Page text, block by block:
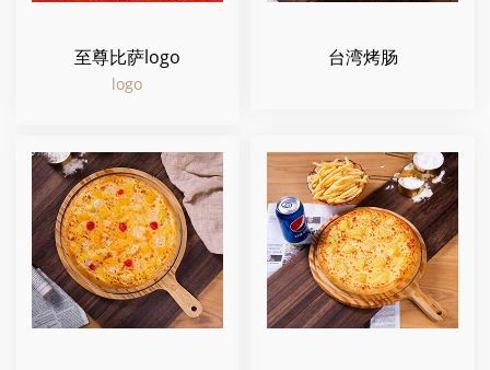
至尊比萨logo
logo
台湾烤肠